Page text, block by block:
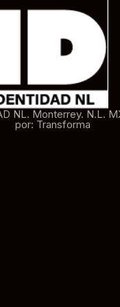
NL. Monterrey. N.L.
por: Transforma